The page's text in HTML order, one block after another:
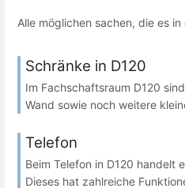
Alle möglichen sachen, die es
Schränke in D120
Im Fachschaftsraum D120
Wand sowie noch weitere
Telefon
Beim Telefon in D120 handelt
Dieses hat zahlreiche